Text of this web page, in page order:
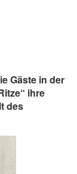
Gäste in der
ihre
des